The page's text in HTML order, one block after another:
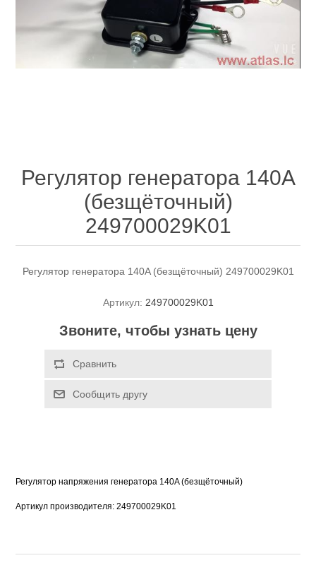
Регулятор генератора 140A
(безщёточный)
249700029K01
Регулятор генератора 140A (безщёточный) 249700029K01
Артикул: 249700029K01
Звоните, чтобы узнать цену
Регулятор напряжения генератора 140A (безщёточный)
Артикул производителя: 249700029K01